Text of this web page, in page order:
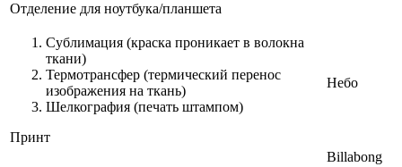
Отделение для ноутбука/планшета
Сублимация (краска проникает в волокна
ткани)
Термотрансфер (термический перенос
изображения на ткань)
Шелкография (печать штампом)
Принт
Небо
Billabong